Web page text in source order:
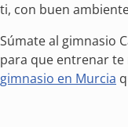
ti, con buen
Súmate al gimnasio
para que entrenar te
gimnasio en Murcia